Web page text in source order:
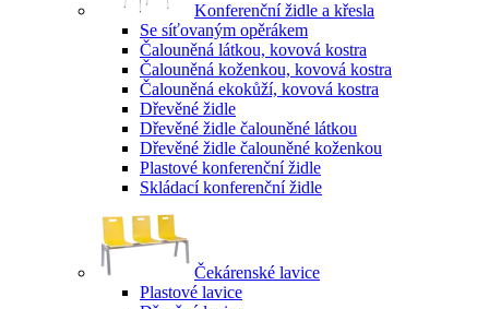
Konferenční židle a křesla
Se síťovaným opěrákem
Čalouněná látkou, kovová kostra
Čalouněná koženkou, kovová kostra
Čalouněná ekokůží, kovová kostra
Dřevěné židle
Dřevěné židle čalouněné látkou
Dřevěné židle čalouněné koženkou
Plastové konferenční židle
Skládací konferenční židle
Čekárenské lavice
Plastové lavice